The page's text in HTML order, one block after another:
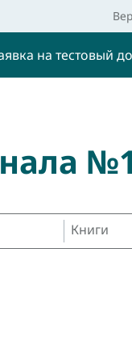
на тестовый
№1
Книги